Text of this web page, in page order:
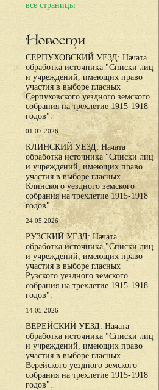
все страницы
Новости
СЕРПУХОВСКИЙ УЕЗД: Начата
обработка источника "Списки лиц
и учреждений, имеющих право
участия в выборе гласных
Серпуховского уездного земского
собрания на трехлетие 1915-1918
годов".
01.07.2026
КЛИНСКИЙ УЕЗД: Начата
обработка источника "Списки лиц
и учреждений, имеющих право
участия в выборе гласных
Клинского уездного земского
собрания на трехлетие 1915-1918
годов".
24.05.2026
РУЗСКИЙ УЕЗД: Начата
обработка источника "Списки лиц
и учреждений, имеющих право
участия в выборе гласных
Рузского уездного земского
собрания на трехлетие 1915-1918
годов".
14.05.2026
ВЕРЕЙСКИЙ УЕЗД: Начата
обработка источника "Списки лиц
и учреждений, имеющих право
участия в выборе гласных
Верейского уездного земского
собрания на трехлетие 1915-1918
годов".